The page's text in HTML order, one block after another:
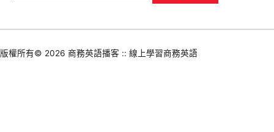
版權所有© 2026 商務英語播客 :: 線上學習商務英語